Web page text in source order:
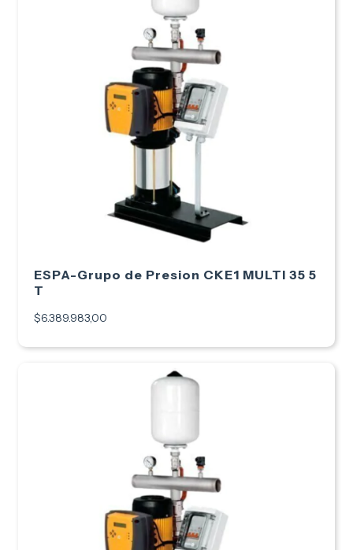
ESPA-Grupo de Presion CKE1 MULTI 35 5
T
$6.389.983,00